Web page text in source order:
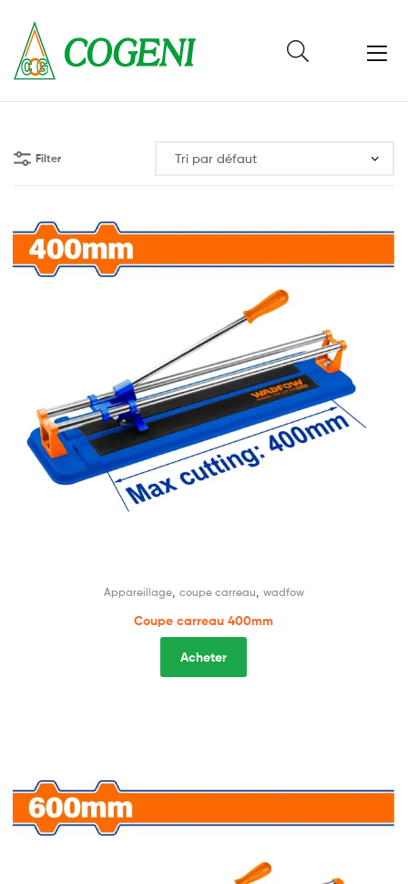
Filter
Appareillage, coupe carreau wadfow
Coupe carreau 400mm
Acheter